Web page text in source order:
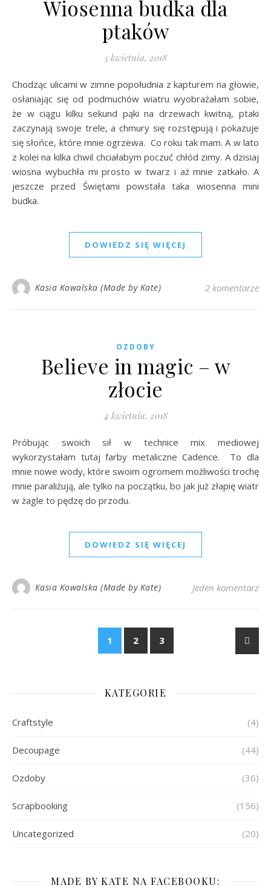
Wiosenna budka dla
ptaków
5 kwietnia, 2018
Chodząc ulicami w zimne popołudnia z kapturem na głowie,
osłaniając się od podmuchów wiatru wyobrażałam sobie,
że w ciągu kilku sekund pąki na drzewach kwitną, ptaki
zaczynają swoje trele, a chmury się rozstępują i pokazuje
się słońce, które mnie ogrzewa. Co roku tak mam. A w lato
z kolei na kilka chwil chciałabym poczuć chłód zimy. A dzisiaj
wiosna wybuchła mi prosto w twarz i aż mnie zatkało. A
jeszcze przed Świętami powstała taka wiosenna mini
budka.
DOWIEDZ SIĘ WIĘCEJ
Kasia Kowalska (Made by Kate) 2 komentarze
OZDOBY
Believe in magic – w
złocie
4 kwietnia, 2018
Próbując swoich sił w technice mix mediowej
wykorzystałam tutaj farby metaliczne Cadence. To dla
mnie nowe wody, które swoim ogromem możliwości trochę
mnie paraliżują, ale tylko na początku, bo jak już złapię wiatr
w żagle to pędzę do przodu.
DOWIEDZ SIĘ WIĘCEJ
Kasia Kowalska (Made by Kate) Jeden komentarz
1 2 3
KATEGORIE
Craftstyle (4)
Decoupage (44)
Ozdoby (36)
Scrapbooking (156)
Uncategorized (20)
MADE BY KATE NA FACEBOOKU: